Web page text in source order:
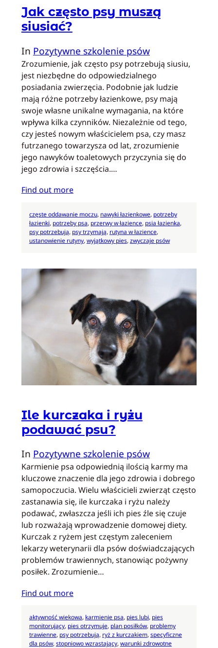
Jak często psy muszą
siusiać?
In Pozytywne szkolenie psów
Zrozumienie, jak często psy potrzebują siusiu,
jest niezbędne do odpowiedzialnego
posiadania zwierzęcia. Podobnie jak ludzie
mają różne potrzeby łazienkowe, psy mają
swoje własne unikalne wymagania, na które
wpływa kilka czynników. Niezależnie od tego,
czy jesteś nowym właścicielem psa, czy masz
futrzanego towarzysza od lat, zrozumienie
jego nawyków toaletowych przyczynia się do
jego zdrowia i szczęścia.…
Find out more
częste oddawanie moczu, nawyki łazienkowe, potrzeby
łazienki, potrzeby psa, przerwy w łazience, psia łazienka
psy potrzebują, psy trzymają, rutyna w łazience
ustanowienie rutyny, wyjątkowy pies, zwyczaje psów
Ile kurczaka i ryżu
podawać psu?
In Pozytywne szkolenie psów
Karmienie psa odpowiednią ilością karmy ma
kluczowe znaczenie dla jego zdrowia i dobrego
samopoczucia. Wielu właścicieli zwierząt często
zastanawia się, ile kurczaka i ryżu należy
podawać, zwłaszcza jeśli ich pies źle się czuje
lub rozważają wprowadzenie domowej diety.
Kurczak z ryżem jest częstym zaleceniem
lekarzy weterynarii dla psów doświadczających
problemów trawiennych, stanowiąc pożywny
posiłek. Zrozumienie…
Find out more
aktywność wiekowa, karmienie psa, pies lubi, pies
monitorujący, pies otrzymuje, plan posiłków, problemy
trawienne, psy potrzebują, ryż z kurczakiem, specyficzne
dla psów, stopniowo wzrastający, warunki zdrowotne